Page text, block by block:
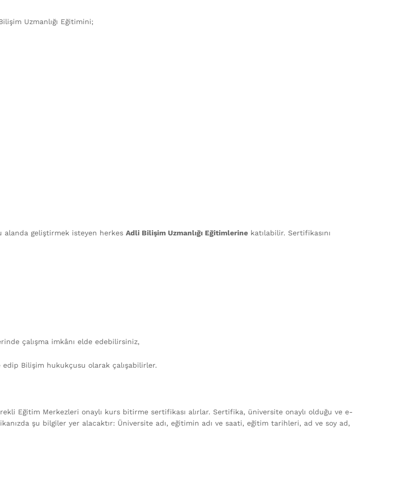
Uzmanlığı Eğitimini;
alanda geliştirmek isteyen herkes Adli Bilişim Uzmanlığı Eğitimlerine katılabilir. Sertifikasını
çalışma imkânı elde edebilirsiniz,
edip Bilişim hukukçusu olarak çalışabilirler.
Eğitim Merkezleri onaylı kurs bitirme sertifikası alırlar. Sertifika, üniversite onaylı olduğu ve e-
şu bilgiler yer alacaktır: Üniversite adı, eğitimin adı ve saati, eğitim tarihleri, ad ve soy ad,